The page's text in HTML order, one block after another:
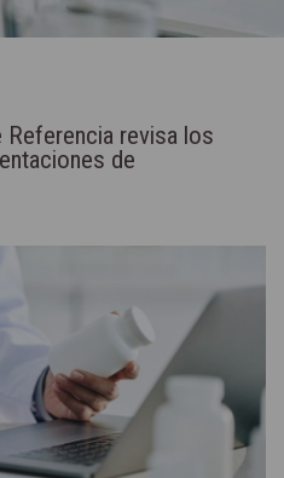
Referencia revisa los
de